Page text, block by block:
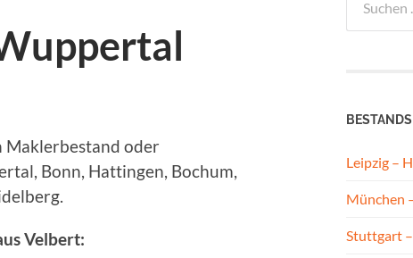
Maklerbestand oder
Bonn, Hattingen, Bochum,
Velbert:
nach:
Leipzig –
München
Stuttgart